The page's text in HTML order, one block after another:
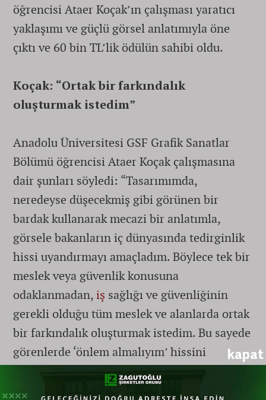
kapat
öğrencisi Ataer Koçak’ın çalışması yaratıcı
yaklaşımı ve güçlü görsel anlatımıyla öne
çıktı ve 60 bin TL’lik ödülün sahibi oldu.
Koçak: “Ortak bir farkındalık
oluşturmak istedim”
Anadolu Üniversitesi GSF Grafik Sanatlar
Bölümü öğrencisi Ataer Koçak çalışmasına
dair şunları söyledi: “Tasarımımda,
neredeyse düşecekmiş gibi görünen bir
bardak kullanarak mecazi bir anlatımla,
görsele bakanların iç dünyasında tedirginlik
hissi uyandırmayı amaçladım. Böylece tek bir
meslek veya güvenlik konusuna
odaklanmadan,iş sağlığı ve güvenliğinin
gerekli olduğu tüm meslek ve alanlarda ortak
bir farkındalık oluşturmak istedim. Bu sayede
görenlerde ‘önlem almalıyım’ hissini
tetikleyerek, koruma içgüdüsüne dikkat
çekmeyi hedefledim.”